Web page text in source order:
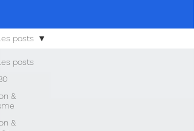
posts
&
&
posts